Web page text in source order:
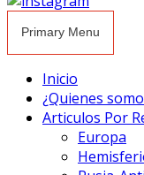
Primary Menu
Inicio
¿Quienes
Articulos Por
Europa